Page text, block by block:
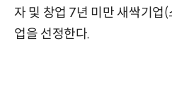
자 및 창업 7년 미만 새싹기업(
업을 선정한다.